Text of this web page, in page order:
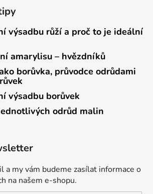
výsadbu růží a proč to je ideální
amarylisu – hvězdníků
borůvka, průvodce odrůdami
výsadbu borůvek
odrůd malin
a my vám budeme zasílat informace o
na našem e-shopu.